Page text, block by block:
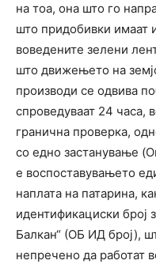
на тоа, она што го
што придобивки имаат
воведените зелени
што движењето на
производи се одвива
спроведуваат 24 часа,
гранична проверка,
со едно застанување
е воспоставувањето
наплата на патарина,
идентификациски број
Балкан“ (ОБ ИД број),
непречено да работат